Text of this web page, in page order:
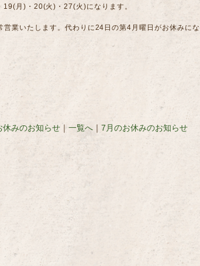
月)・20(火)・27(火)になります。
業いたします。代わりに24日の第4月曜日がお休みに
休みのお知らせ ｜ 一覧へ ｜ 7月のお休みのお知らせ